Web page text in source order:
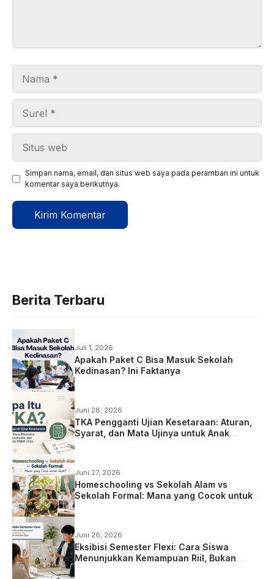
Simpan nama, email, dan situs web saya pada peramban ini untuk
komentar saya berikutnya.
Berita Terbaru
Juli 1, 2026
Apakah Paket C Bisa Masuk Sekolah
Kedinasan? Ini Faktanya
Juni 28, 2026
TKA Pengganti Ujian Kesetaraan: Aturan,
Syarat, dan Mata Ujinya untuk Anak
Juni 27, 2026
Homeschooling vs Sekolah Alam vs
Sekolah Formal: Mana yang Cocok untuk
Juni 26, 2026
Eksibisi Semester Flexi: Cara Siswa
Menunjukkan Kemampuan Riil, Bukan